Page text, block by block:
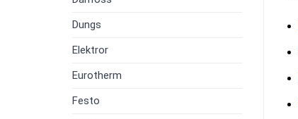
Dungs
Elektror
Eurotherm
Festo